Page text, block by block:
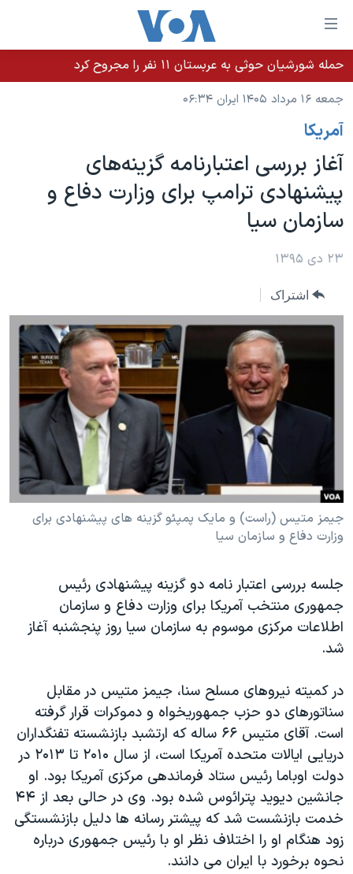
لینکهای
قابل
دسترسی
جهش
محتوای
اصلی
جهش
به
صفحه
جهش
خانه
نسخه سبک وب‌سایت
موضوع ها
ایران
آمریکا
جهان
ورزشی
فرهنگ و زندگی
حقوق شهروندی
علم و فناوری
اسرائیل در جنگ
گالری عکس
آرشیو پخش زنده
برنامه های تلویزیونی
جدول برنامه ها
صفحه‌های ویژه
جام جهانی ۲۰۲۶
بایگانی برنامه‌های تلویزیونی
مستندها
انتخابات ریاست جمهوری آمریکا ۲۰۲۴
حمله جمهوری اسلامی به اسرائیل
ورزش زنان در ایران
اعتراضات زن، زندگی، آزادی
مجموعه مستندهای دادخواهی
دادگاه حمید نوری
چهل سال گروگان‌گیری
قانون شفافیت دارائی کادر رهبری ایران
اسرائیل در جنگ
نرگس محمدی برنده جایزه نوبل صلح
همایش محافظه‌کاران آمریکا «سی‌پک»
صفحه‌های ویژه
سفر پرزیدنت ترامپ به چین
فرکانس‌های صدای آمریکا
پخش رادیویی
یادگیری زبان انگلیسی
زبانهای مختلف
حمله شورشیان حوثی به عربستان ۱۱ نفر را مجروح کرد
جمعه ۱۶ مرداد ۱۴۰۵ ایران ۰۶:۳۴
آمريکا
آغاز بررسی اعتبارنامه گزینه‌های
پیشنهادی ترامپ برای وزارت دفاع و
سازمان سیا
۲۳ دی ۱۳۹۵
اشتراک
جیمز متیس (راست) و مایک پمپئو گزینه های پیشنهادی برای
وزارت دفاع و سازمان سیا
جلسه بررسی اعتبار نامه دو گزینه پیشنهادی رئیس
جمهوری منتخب آمریکا برای وزارت دفاع و سازمان
اطلاعات مرکزی موسوم به سازمان سیا روز پنجشنبه آغاز
شد.
در کمیته نیروهای مسلح سنا، جیمز متیس در مقابل
سناتورهای دو حزب جمهوریخواه و دموکرات قرار گرفته
است. آقای متیس ۶۶ ساله که ارتشبد بازنشسته تفنگداران
دریایی ایالات متحده آمریکا است، از سال ۲۰۱۰ تا ۲۰۱۳ در
دولت اوباما رئیس ستاد فرماندهی مرکزی آمریکا بود. او
جانشین دیوید پترائوس شده بود. وی در حالی بعد از ۴۴
خدمت بازنشست شد که پیشتر رسانه ها دلیل بازنشستگی
زود هنگام او را اختلاف نظر او با رئیس جمهوری درباره
نحوه برخورد با ایران می دانند.